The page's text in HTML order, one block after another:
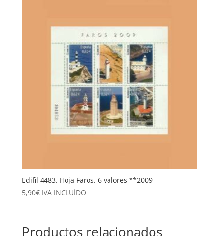
Edifil 4483. Hoja Faros. 6 valores **2009
5,90€ IVA INCLUÍDO
Productos relacionados